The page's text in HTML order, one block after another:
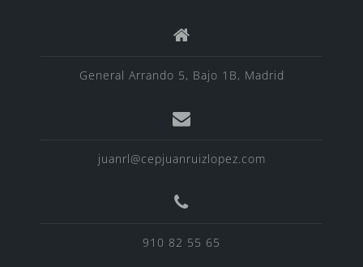
General Arrando 5, Bajo 1B, Madrid
juanrl@cepjuanruizlopez.com
910 82 55 65